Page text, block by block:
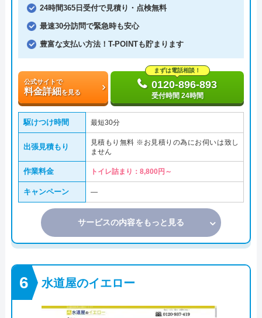
24時間365日受付で見積り・点検無料
最速30分訪問で緊急時も安心
豊富な支払い方法！T-POINTも貯まります
公式サイトで
料金詳細を見る
まずは電話相談！
0120-896-893
受付時間 24時間
駆けつけ時間 最短30分
出張見積もり
見積もり無料 ※お見積りの為にお伺いは致し
ません
作業料金 トイレ詰まり：8,800円～
キャンペーン ―
サービスの内容をもっと見る
水道屋のイエロー